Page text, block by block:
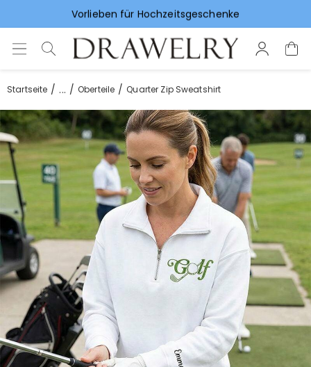
Vorlieben für Hochzeitsgeschenke
Startseite ... Oberteile Quarter Zip Sweatshirt